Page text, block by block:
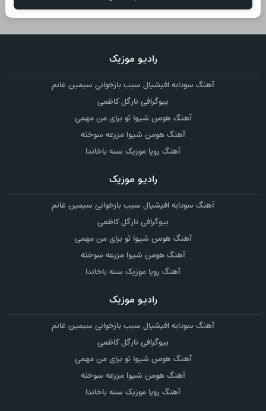
رادیو موزیک
آهنگ سودابه افیشیال سیب بازخوانی سیمین غانم
بیوگرافی نارگل کاظمی
آهنگ هومن شیوا تو برای من مهمی
آهنگ هومن شیوا مزرعه سوخته
آهنگ رویا موزیک سنه باخاندا
رادیو موزیک
آهنگ سودابه افیشیال سیب بازخوانی سیمین غانم
بیوگرافی نارگل کاظمی
آهنگ هومن شیوا تو برای من مهمی
آهنگ هومن شیوا مزرعه سوخته
آهنگ رویا موزیک سنه باخاندا
رادیو موزیک
آهنگ سودابه افیشیال سیب بازخوانی سیمین غانم
بیوگرافی نارگل کاظمی
آهنگ هومن شیوا تو برای من مهمی
آهنگ هومن شیوا مزرعه سوخته
آهنگ رویا موزیک سنه باخاندا